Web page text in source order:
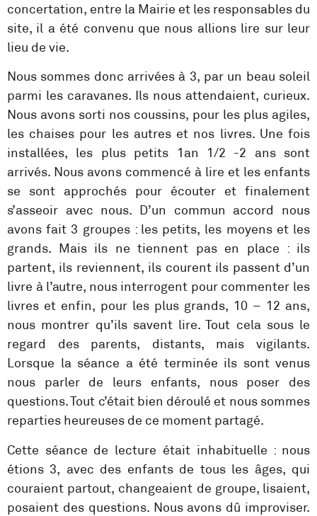
concertation, entre la Mairie et les responsables du
site, il a été convenu que nous allions lire sur leur
lieu de vie.
Nous sommes donc arrivées à 3, par un beau soleil
parmi les caravanes. Ils nous attendaient, curieux.
Nous avons sorti nos coussins, pour les plus agiles,
les chaises pour les autres et nos livres. Une fois
installées, les plus petits 1an 1/2 -2 ans sont
arrivés. Nous avons commencé à lire et les enfants
se sont approchés pour écouter et finalement
s’asseoir avec nous. D’un commun accord nous
avons fait 3 groupes : les petits, les moyens et les
grands. Mais ils ne tiennent pas en place : ils
partent, ils reviennent, ils courent ils passent d’un
livre à l’autre, nous interrogent pour commenter les
livres et enfin, pour les plus grands, 10 – 12 ans,
nous montrer qu’ils savent lire. Tout cela sous le
regard des parents, distants, mais vigilants.
Lorsque la séance a été terminée ils sont venus
nous parler de leurs enfants, nous poser des
questions. Tout c’était bien déroulé et nous sommes
reparties heureuses de ce moment partagé.
Cette séance de lecture était inhabituelle : nous
étions 3, avec des enfants de tous les âges, qui
couraient partout, changeaient de groupe, lisaient,
posaient des questions. Nous avons dû improviser.